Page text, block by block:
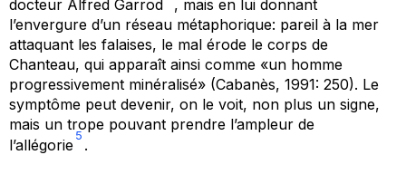
docteur Alfred Garrod
, mais en lui donnant
l’envergure d’un réseau métaphorique: pareil à la mer
attaquant les falaises, le mal érode le corps de
Chanteau, qui apparaît ainsi comme «un homme
progressivement minéralisé» (Cabanès, 1991: 250). Le
symptôme peut devenir, on le voit, non plus un signe,
mais un trope pouvant prendre l’ampleur de
l’allégorie
5
.